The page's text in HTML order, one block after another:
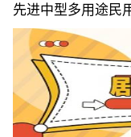
先进中型多用途民
训练科目